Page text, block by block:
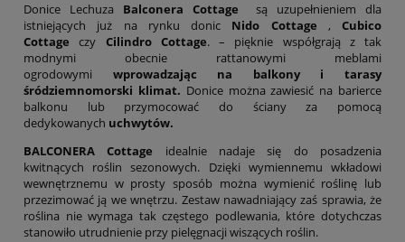
Donice Lechuza Balconera Cottage są uzupełnieniem dla
istniejących już na rynku donic Nido Cottage , Cubico
Cottage czy Cilindro Cottage. – pięknie współgrają z tak
modnymi obecnie rattanowymi meblami
ogrodowymi wprowadzając na balkony i tarasy
śródziemnomorski klimat. Donice można zawiesić na barierce
balkonu lub przymocować do ściany za pomocą
dedykowanych uchwytów.
BALCONERA Cottage idealnie nadaje się do posadzenia
kwitnących roślin sezonowych. Dzięki wymiennemu wkładowi
wewnętrznemu w prosty sposób można wymienić roślinę lub
przezimować ją we wnętrzu. Zestaw nawadniający zaś sprawia, że
roślina nie wymaga tak częstego podlewania, które dotychczas
stanowiło utrudnienie przy pielęgnacji wiszących roślin.